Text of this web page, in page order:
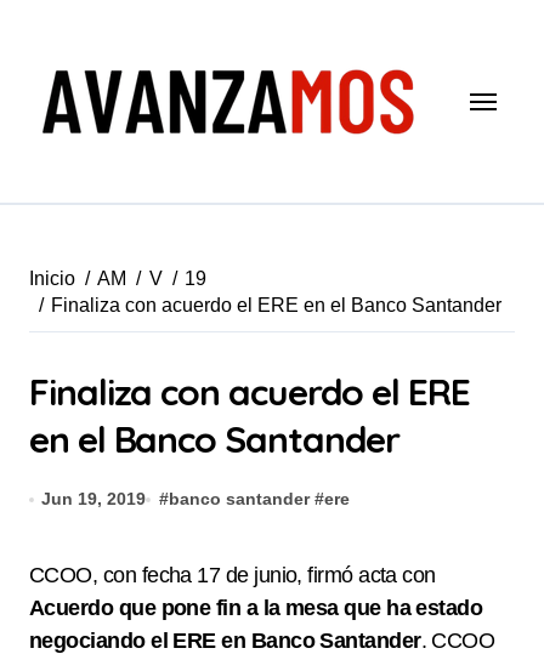
Inicio AM V
19
Finaliza con acuerdo el ERE en el Banco Santander
Finaliza con acuerdo el ERE
en el Banco Santander
Jun 19, 2019 #banco santander #ere
CCOO, con fecha 17 de junio, firmó acta con
Acuerdo que pone fin a la mesa que ha estado
negociando el ERE en Banco Santander. CCOO